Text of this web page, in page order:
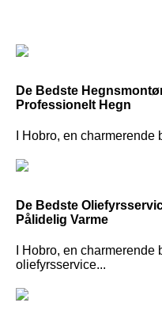
De Bedste
Professionelt Hegn
I Hobro, en
De Bedste
Pålidelig Varme
I Hobro, en
oliefyrsservice...